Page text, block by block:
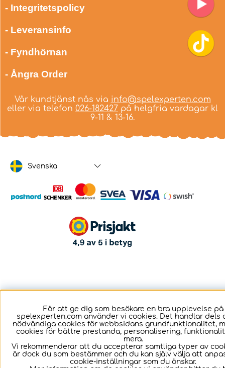
- Integritetspolicy
- Leveransinfo
- Fyndhörnan
- Ångra Order
Vår kundtjänst nås via info@spelexperten.com
eller via telefon 026-182427 på helgfria vardagar kl
9-11 & 13-16.
Svenska
För att ge dig som besökare en bra upplevelse på
spelexperten.com använder vi cookies. Det handlar dels
nödvändiga cookies för webbsidans grundfunktionalitet,
cookies för bättre prestanda, personalisering,
mera.
Vi rekommenderar att du accepterar samtliga typer av
är dock du som bestämmer och du kan själv välja att
cookie-inställningar som du önskar.